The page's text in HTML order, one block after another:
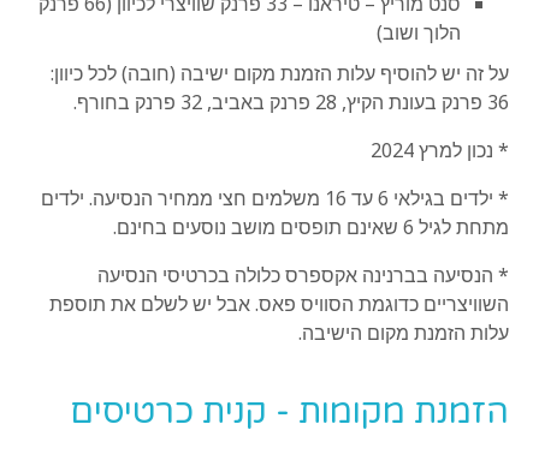
הלוך ושוב)
על זה יש להוסיף עלות הזמנת מקום ישיבה (חובה) לכל כיוון:
36 פרנק בעונת הקיץ, 28 פרנק באביב, 32 פרנק בחורף.
* נכון למרץ 2024
* ילדים בגילאי 6 עד 16 משלמים חצי ממחיר הנסיעה. ילדים
מתחת לגיל 6 שאינם תופסים מושב נוסעים בחינם.
* הנסיעה בברנינה אקספרס כלולה בכרטיסי הנסיעה
השוויצריים כדוגמת הסוויס פאס. אבל יש לשלם את תוספת
עלות הזמנת מקום הישיבה.
הזמנת מקומות - קנית כרטיסים